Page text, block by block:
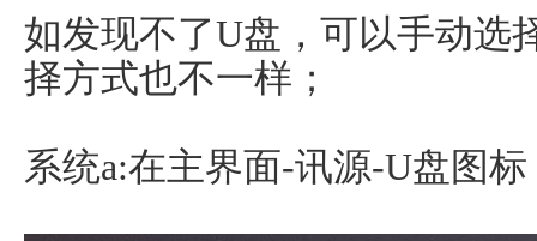
如发现不了U盘，可以手动选
择方式也不一样；
系统a:在主界面-讯源-U盘图标